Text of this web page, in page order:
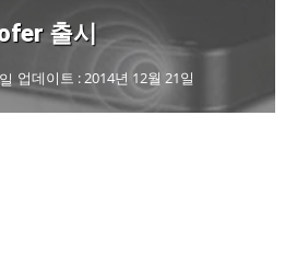
출시
업데이트 :2014년 12월 21일